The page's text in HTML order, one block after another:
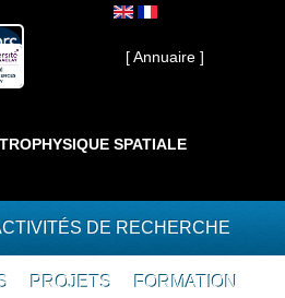
[ Annuaire ]
SPATIALE
DE RECHERCHE
PROJETS FORMATION